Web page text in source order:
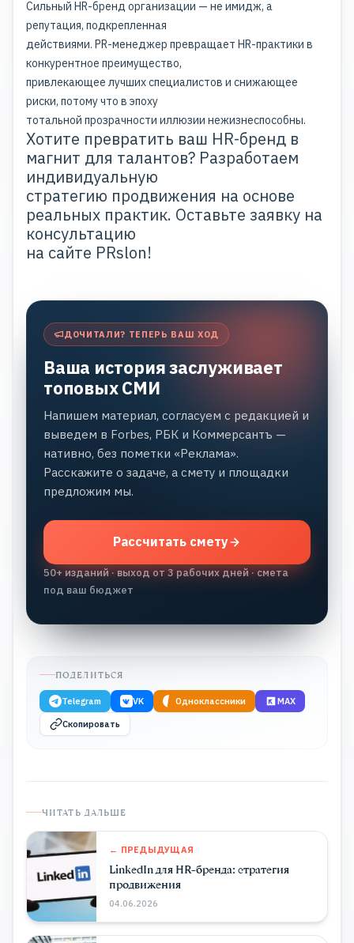
Сильный HR-бренд организации — не имидж, а
репутация, подкрепленная
действиями. PR-менеджер превращает HR-практики в
конкурентное преимущество,
привлекающее лучших специалистов и снижающее
риски, потому что в эпоху
тотальной прозрачности иллюзии нежизнеспособны.
Хотите превратить ваш HR-бренд в
магнит для талантов? Разработаем
индивидуальную
стратегию продвижения на основе
реальных практик. Оставьте заявку на
консультацию
на сайте PRslon!
ДОЧИТАЛИ? ТЕПЕРЬ ВАШ ХОД
Ваша история заслуживает
топовых СМИ
Напишем материал, согласуем с редакцией и
выведем в Forbes, РБК и Коммерсантъ —
нативно, без пометки «Реклама».
Расскажите о задаче, а смету и площадки
предложим мы.
Рассчитать смету
50+ изданий · выход от 3 рабочих дней · смета
под ваш бюджет
ПОДЕЛИТЬСЯ
Telegram VK Одноклассники MAX
Скопировать
ЧИТАТЬ ДАЛЬШЕ
← ПРЕДЫДУЩАЯ
LinkedIn для HR-бренда: стратегия
продвижения
04.06.2026